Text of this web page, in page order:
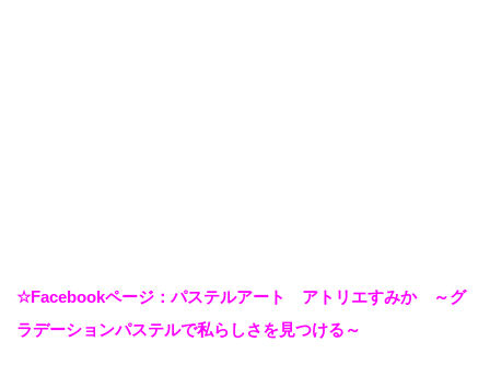
☆Facebookページ：パステルアート アトリエすみか ～グ
ラデーションパステルで私らしさを見つける～